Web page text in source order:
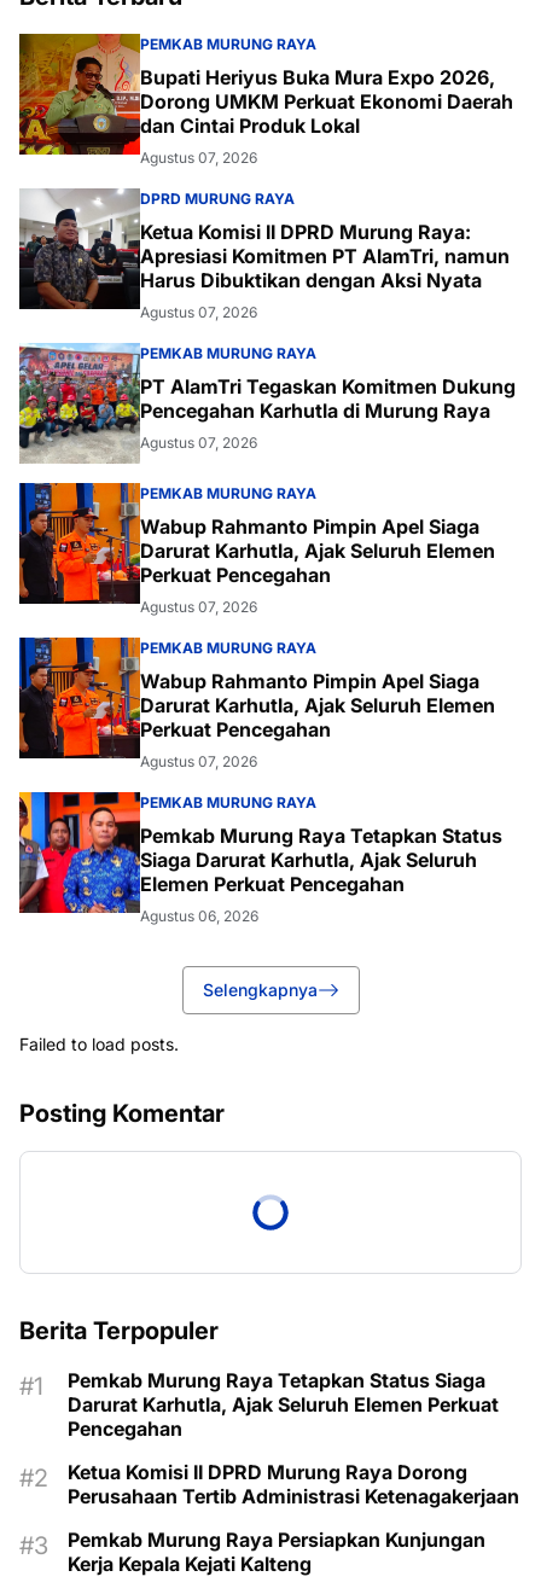
PEMKAB MURUNG RAYA
Bupati Heriyus Buka Mura Expo 2026,
Dorong UMKM Perkuat Ekonomi Daerah
dan Cintai Produk Lokal
Agustus 07, 2026
DPRD MURUNG RAYA
Ketua Komisi II DPRD Murung Raya:
Apresiasi Komitmen PT AlamTri, namun
Harus Dibuktikan dengan Aksi Nyata
Agustus 07, 2026
PEMKAB MURUNG RAYA
PT AlamTri Tegaskan Komitmen Dukung
Pencegahan Karhutla di Murung Raya
Agustus 07, 2026
PEMKAB MURUNG RAYA
Wabup Rahmanto Pimpin Apel Siaga
Darurat Karhutla, Ajak Seluruh Elemen
Perkuat Pencegahan
Agustus 07, 2026
PEMKAB MURUNG RAYA
Wabup Rahmanto Pimpin Apel Siaga
Darurat Karhutla, Ajak Seluruh Elemen
Perkuat Pencegahan
Agustus 07, 2026
PEMKAB MURUNG RAYA
Pemkab Murung Raya Tetapkan Status
Siaga Darurat Karhutla, Ajak Seluruh
Elemen Perkuat Pencegahan
Agustus 06, 2026
Selengkapnya
Failed to load posts.
Posting Komentar
Berita Terpopuler
Pemkab Murung Raya Tetapkan Status Siaga
Darurat Karhutla, Ajak Seluruh Elemen Perkuat
Pencegahan
Ketua Komisi II DPRD Murung Raya Dorong
Perusahaan Tertib Administrasi Ketenagakerjaan
Pemkab Murung Raya Persiapkan Kunjungan
Kerja Kepala Kejati Kalteng